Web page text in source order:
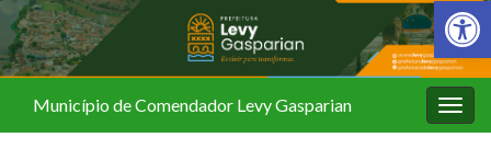
Barra de
Município de Comendador Levy Gasparian